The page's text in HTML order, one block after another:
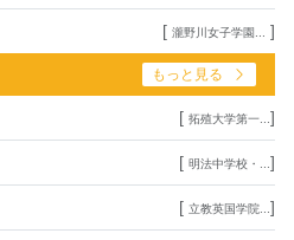
[ 瀧野川女子学園... ]
もっと見る
[ 拓殖大学第一... ]
[ 明法中学校・... ]
[ 立教英国学院... ]